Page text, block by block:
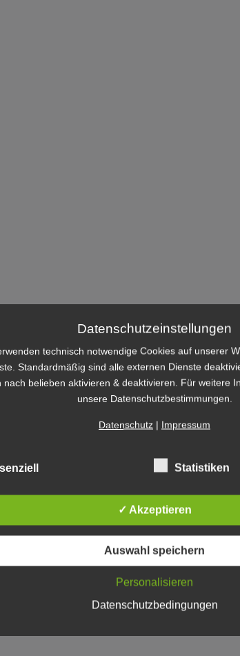
Datenschutzeinstellungen
technisch notwendige Cookies auf unserer
Standardmäßig sind alle externen Dienste
nach belieben aktivieren & deaktivieren. Für weitere
unsere Datenschutzbestimmungen.
Datenschutz | Impressum
Statistiken
✓ Akzeptieren
Auswahl speichern
Personalisieren
Datenschutzbedingungen